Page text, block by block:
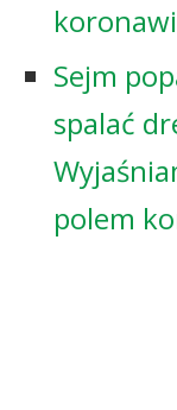
Sejm
spalać
polem